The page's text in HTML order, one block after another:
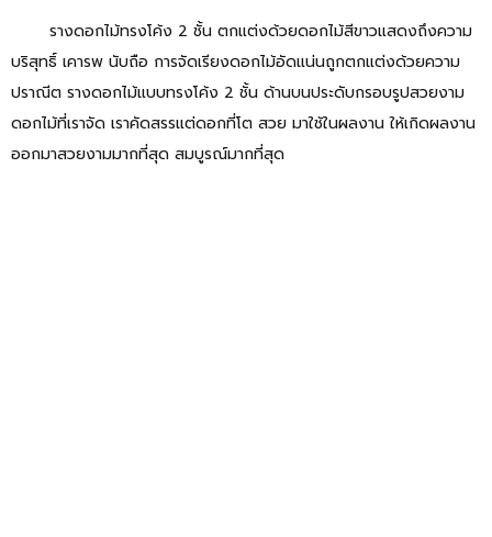
รางดอกไม้ทรงโค้ง 2 ชั้น ตกแต่งด้วยดอกไม้สีขาวแสดงถึงความ
บริสุทธิ์ เคารพ นับถือ การจัดเรียงดอกไม้อัดแน่นถูกตกแต่งด้วยความ
ปราณีต รางดอกไม้แบบทรงโค้ง 2 ชั้น ด้านบนประดับกรอบรูปสวยงาม
ดอกไม้ที่เราจัด เราคัดสรรแต่ดอกที่โต สวย มาใช้ในผลงาน ให้เกิดผลงาน
ออกมาสวยงามมากที่สุด สมบูรณ์มากที่สุด